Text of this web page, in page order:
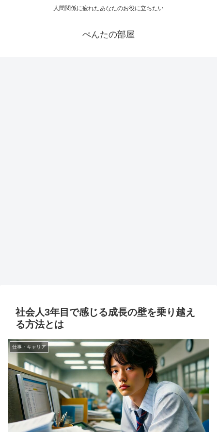
人間関係に疲れたあなたのお役に立ちたい
ぺんたの部屋
社会人3年目で感じる成長の壁を乗り越え
る方法とは
仕事・キャリア